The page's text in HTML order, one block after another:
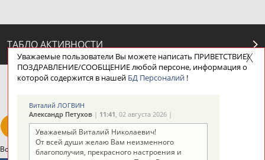
ТАБЛО АКТИВНОСТИ
ЦЕЛИ ПРОЕКТА НАШИ КНОПКИ
Вопросы сотрудничества и совместной деятельности
Уважаемые пользователи Вы можете написать ПРИВЕТСТВИЕ/
ПОЗДРАВЛЕНИЕ/СООБЩЕНИЕ любой персоне, информация о
которой содержится в нашей БД Персоналий!
Виталий ЛОГВИН
Александр Петухов| 11:41, 02 августа 2026 |
Уважаемый Виталий Николаевич!
От всей души желаю Вам неизменного
благополучия, прекрасного настроения и